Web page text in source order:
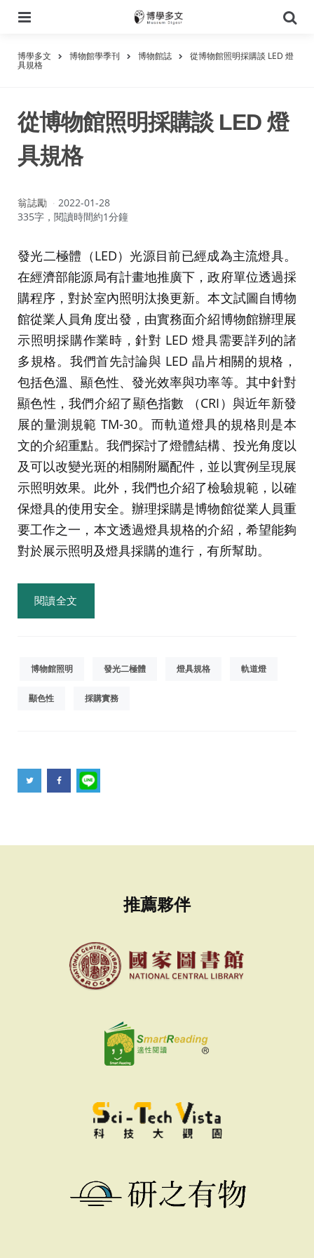
尋
博學多文 博物館學季刊 博物館誌 從博物館照明採購談 LED 燈
具規格
從博物館照明採購談 LED 燈
具規格
作
者：
翁誌勵
2022-01-28
335字，閱讀時間約1分鐘
發光二極體（LED）光源目前已經成為主流燈具。
在經濟部能源局有計畫地推廣下，政府單位透過採
購程序，對於室內照明汰換更新。本文試圖自博物
館從業人員角度出發，由實務面介紹博物館辦理展
示照明採購作業時，針對 LED 燈具需要詳列的諸
多規格。我們首先討論與 LED 晶片相關的規格，
包括色溫、顯色性、發光效率與功率等。其中針對
顯色性，我們介紹了顯色指數 （CRI）與近年新發
展的量測規範 TM-30。而軌道燈具的規格則是本
文的介紹重點。我們探討了燈體結構、投光角度以
及可以改變光斑的相關附屬配件，並以實例呈現展
示照明效果。此外，我們也介紹了檢驗規範，以確
保燈具的使用安全。辦理採購是博物館從業人員重
要工作之一，本文透過燈具規格的介紹，希望能夠
對於展示照明及燈具採購的進行，有所幫助。
閱讀全文
博物館照明 發光二極體 燈具規格 軌道燈
顯色性 採購實務
推薦夥伴